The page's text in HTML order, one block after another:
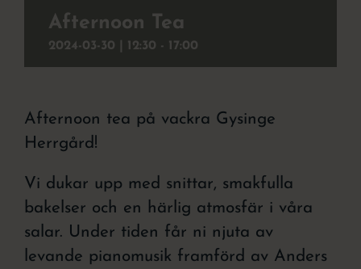
KontaktAfternoon Tea
2024-03-30 | 12:30 - 17:00
Afternoon tea på vackra Gysinge
Herrgård!
Vi dukar upp med snittar, smakfulla
bakelser och en härlig atmosfär i våra
salar. Under tiden får ni njuta av
levande pianomusik framförd av Anders